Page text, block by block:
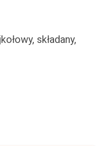
składany,